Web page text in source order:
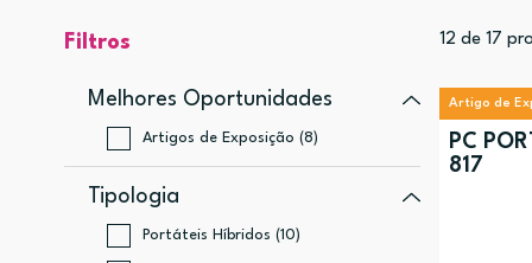
Filtros
Melhores Oportunidades
Artigos de Exposição (8)
Tipologia
Portáteis Híbridos (10)
12 de 17
Artigo de
PC
817